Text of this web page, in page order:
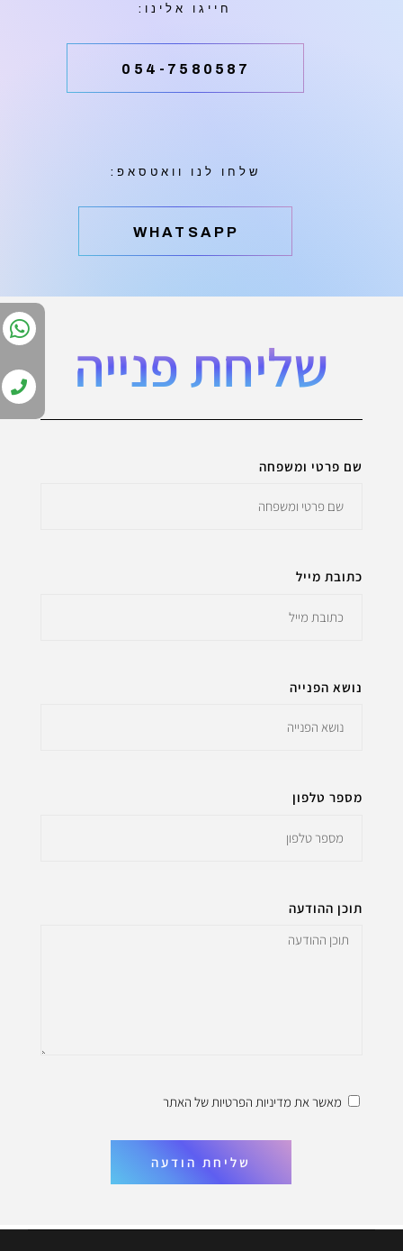
חייגו אלינו:
054-7580587
שלחו לנו וואטסאפ:
‫WHATSAPP
שליחת פנייה
שם פרטי ומשפחה
כתובת מייל
נושא הפנייה
מספר טלפון
תוכן ההודעה
מאשר את מדיניות הפרטיותשל האתר
שליחת הודעה